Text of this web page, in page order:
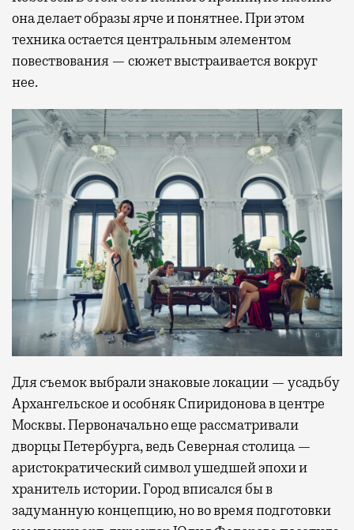
она делает образы ярче и понятнее. При этом
техника остается центральным элементом
повествования — сюжет выстраивается вокруг
нее.
Для съемок выбрали знаковые локации — усадьбу
Архангельское и особняк Спиридонова в центре
Москвы. Первоначально еще рассматривали
дворцы Петербурга, ведь Северная столица —
аристократический символ ушедшей эпохи и
хранитель истории. Город вписался бы в
задуманную концепцию, но во время подготовки